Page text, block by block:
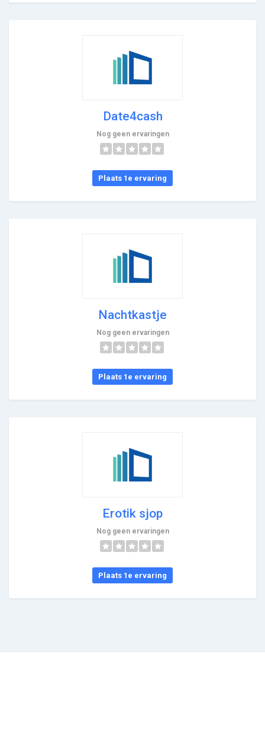
Date4cash
Nog geen ervaringen
Plaats 1e ervaring
Nachtkastje
Nog geen ervaringen
Plaats 1e ervaring
Erotik sjop
Nog geen ervaringen
Plaats 1e ervaring